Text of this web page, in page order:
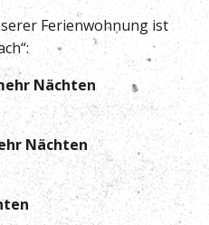
Ferienwohnung ist
Nächten
Nächten